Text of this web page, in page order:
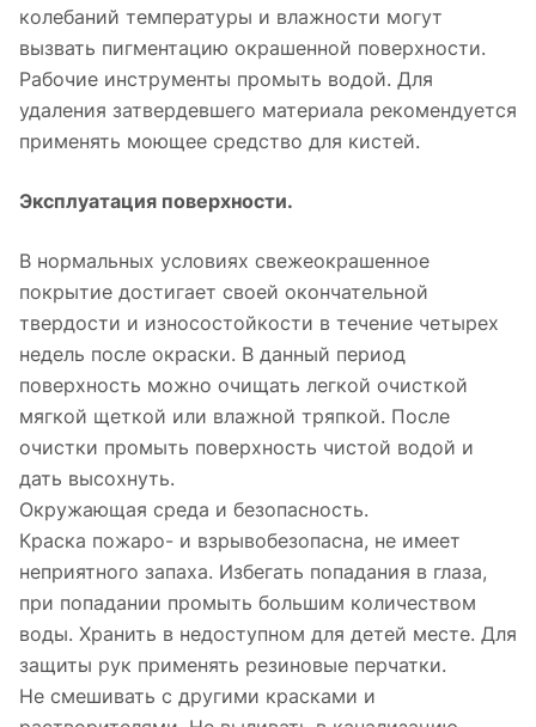
колебаний температуры и влажности могут
вызвать пигментацию окрашенной поверхности.
Рабочие инструменты промыть водой. Для
удаления затвердевшего материала рекомендуется
применять моющее средство для кистей.
Эксплуатация поверхности.
В нормальных условиях свежеокрашенное
покрытие достигает своей окончательной
твердости и износостойкости в течение четырех
недель после окраски. В данный период
поверхность можно очищать легкой очисткой
мягкой щеткой или влажной тряпкой. После
очистки промыть поверхность чистой водой и
дать высохнуть.
Окружающая среда и безопасность.
Краска пожаро- и взрывобезопасна, не имеет
неприятного запаха. Избегать попадания в глаза,
при попадании промыть большим количеством
воды. Хранить в недоступном для детей месте. Для
защиты рук применять резиновые перчатки.
Не смешивать с другими красками и